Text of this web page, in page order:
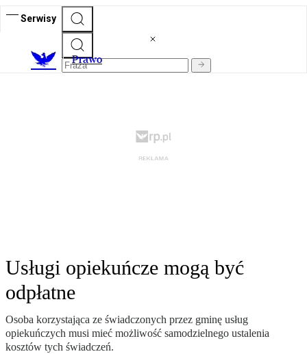
Serwisy
Prawo
Usługi opiekuńcze mogą być
odpłatne
Osoba korzystająca ze świadczonych przez gminę usług
opiekuńczych musi mieć możliwość samodzielnego ustalenia
kosztów tych świadczeń.